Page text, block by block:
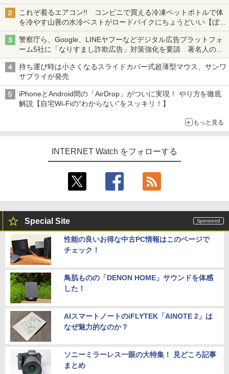
も、持ち替えずに書き込める
これぞ着るエアコン!! コンビニで買える冷凍ペットボトルで体
を冷やす山善の水冷ベストがロードバイクにちょうどいい【ぼっ
ち・ざ・ろーど！その14】【空いた時間でなにしてる？】
警察庁ら、Google、LINEヤフーなどデジタル広告プラットフォ
ーム5社に「なりすまし詐欺広告」対策強化を要請 著名人の写
真や映像を使った投資詐欺などへの対策として
持ち運び時は小さくなるスライドカバー式超薄型マウス、サンワ
サプライが発売
iPhoneとAndroid間の「AirDrop」がついに実現！ やり方を徹底
解説【自宅Wi-Fiの“わからない”をスッキリ！】
もっと見る
INTERNET Watch をフォローする
Special Site
性能の良いお得な中古PC情報はこのページで
チェック！
鳥肌ものの「DENON HOME」サウンドを体感
した！
AIスマートノートのiFLYTEK「AINOTE 2」は
なぜ魅力的なのか？
ソニーミラーレス一眼の大特集！ 見どころ記事
まとめ